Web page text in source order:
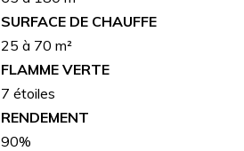
SURFACE DE CHAUFFE
25 à 70 m²
FLAMME VERTE
7 étoiles
RENDEMENT
90%